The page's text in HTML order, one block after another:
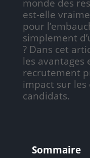
monde des
est-elle
pour
simplement
? Dans cet
les avantages
recrutement
impact sur
candidats.
Sommaire